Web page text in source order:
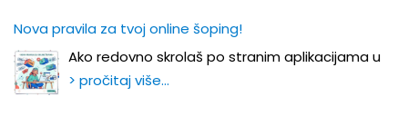
Nova pravila za tvoj online šoping!
Ako redovno skrolaš po stranim aplikacijama u
> pročitaj više…